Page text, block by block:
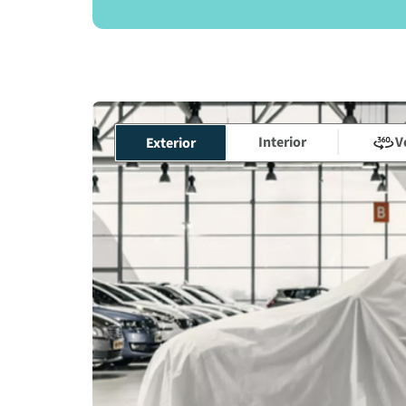
Exterior Interior